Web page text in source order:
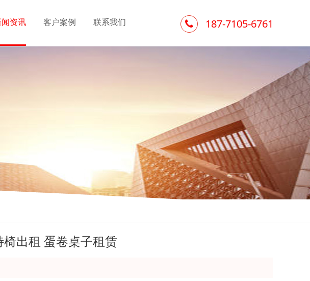
资讯 客户案例 联系我们 187-7105-6761
出租 蛋卷桌子租赁